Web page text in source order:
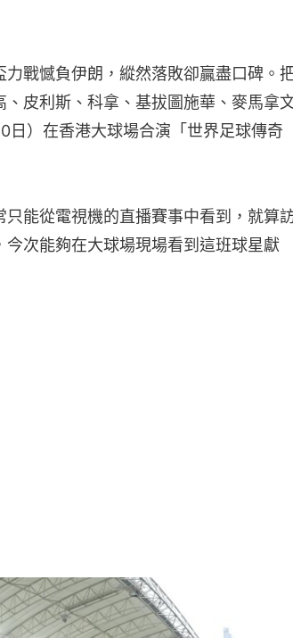
戰憾負伊朗，縱然落敗卻贏盡口碑。
皮利斯、科拿、基拔圖施華、麥馬拿
日）在香港大球場合演「世界足球傳奇
能從電視機的直播賽事中看到，就算
次能夠在大球場現場看到這班球星獻